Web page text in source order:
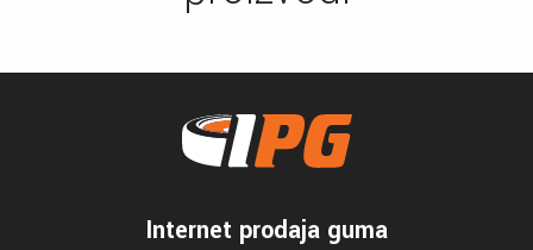
Internet prodaja guma